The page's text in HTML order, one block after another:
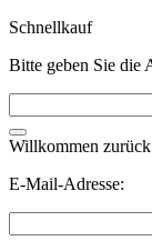
Schnellkauf
Bitte geben Sie die
Willkommen
E-Mail-Adresse: